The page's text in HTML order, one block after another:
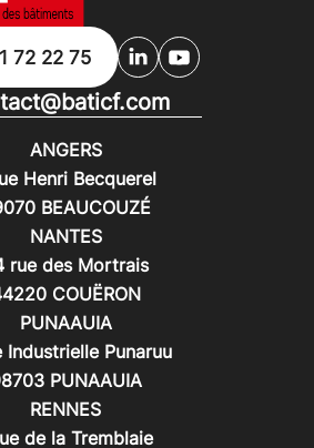
72 22 75
ANGERS
Henri Becquerel
BEAUCOUZÉ
NANTES
rue des Mortrais
COUËRON
PUNAAUIA
Industrielle Punaruu
PUNAAUIA
RENNES
de la Tremblaie